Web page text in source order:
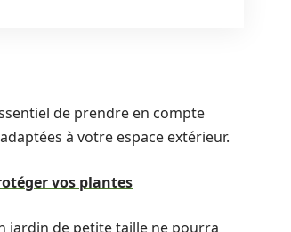
de prendre en compte
à votre espace extérieur.
vos plantes
jardin de petite taille ne pourra